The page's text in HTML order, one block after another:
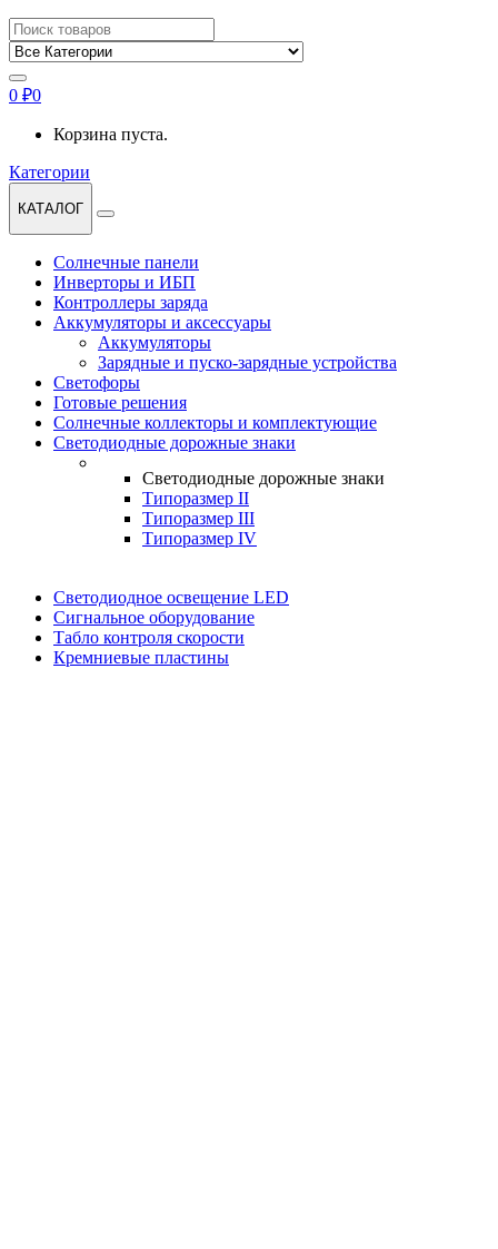
Найти:
0 ₽0
Корзина пуста.
Категории
КАТАЛОГ
Солнечные панели
Инверторы и ИБП
Контроллеры заряда
Аккумуляторы и аксессуары
Аккумуляторы
Зарядные и пуско-зарядные устройства
Светофоры
Готовые решения
Солнечные коллекторы и комплектующие
Светодиодные дорожные знаки
Светодиодные дорожные знаки
Типоразмер II
Типоразмер III
Типоразмер IV
Светодиодное освещение LED
Сигнальное оборудование
Табло контроля скорости
Кремниевые пластины